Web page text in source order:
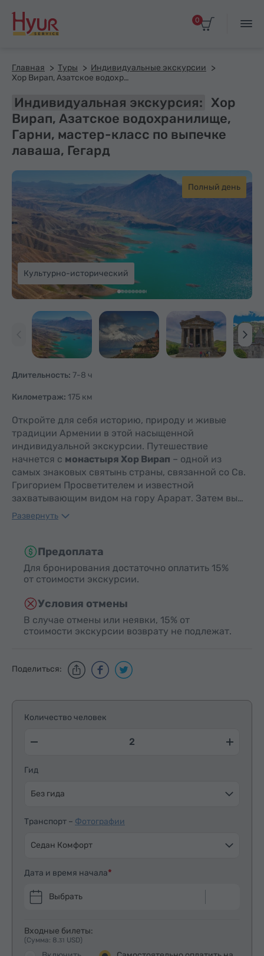
0
Главная Туры
Индивидуальные экскурсии
Хор Вирап, Азатское водохранилище, Гарни, мастер-класс по выпечке лаваша, Гегард
Индивидуальная экскурсия: Хор
Вирап, Азатское водохранилище,
Гарни, мастер-класс по выпечке
лаваша, Гегард
Полный день
Культурно-исторический
Длительность: 7-8 ч
Километраж: 175 км
Откройте для себя историю, природу и живые
традиции Армении в этой насыщенной
индивидуальной экскурсии. Путешествие
начнется с монастыря Хор Вирап – одной из
самых знаковых святынь страны, связанной со Св.
Григорием Просветителем и известной
захватывающим видом на гору Арарат. Затем вы…
Развернуть
Предоплата
Для бронирования достаточно оплатить 15%
от стоимости экскурсии.
Условия отмены
В случае отмены или неявки, 15% от
стоимости экскурсии возврату не подлежат.
Поделиться:
Количество человек
Гид
Без гида
Транспорт – Фотографии
Седан Комфорт
Дата и время начала
Выбрать
Входные билеты:
(Сумма: 8.31 USD)